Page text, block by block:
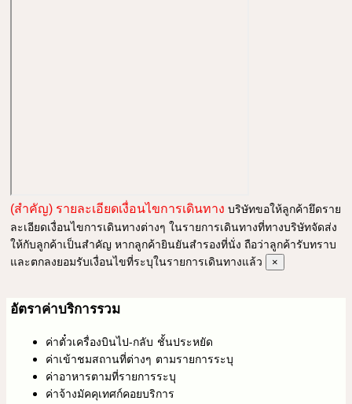
(สำคัญ) รายละเอียดเงื่อนไขการเดินทาง บริษัทขอให้ลูกค้ายึดราย
ละเอียดเงื่อนไขการเดินทางต่างๆ ในรายการเดินทางที่ทางบริษัทจัดส่ง
ให้กับลูกค้าเป็นสำคัญ หากลูกค้ายินยันสำรองที่นั่ง ถือว่าลูกค้ารับทราบ
และตกลงยอมรับเงื่อนไขที่ระบุในรายการเดินทางแล้ว
×
อัตราค่าบริการรวม
ค่าตั๋วเครื่องบินไป-กลับ ชั้นประหยัด
ค่าเข้าชมสถานที่ต่างๆ ตามรายการระบุ
ค่าอาหารตามที่รายการระบุ
ค่าจ้างมัคคุเทศก์คอยบริการ